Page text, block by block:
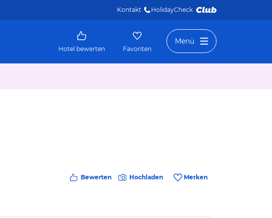
Kontakt HolidayCheck
Hotel bewerten Favoriten
Menü
Bewerten Hochladen Merken